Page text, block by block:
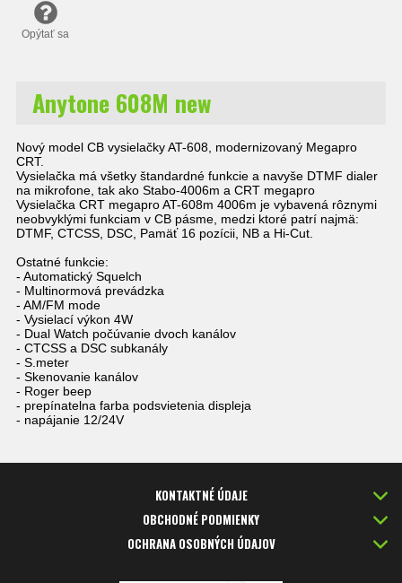
Opýtať sa
Anytone 608M new
Nový model CB vysielačky AT-608, modernizovaný Megapro
CRT.
Vysielačka má všetky štandardné funkcie a navyše DTMF dialer
na mikrofone, tak ako Stabo-4006m a CRT megapro
Vysielačka CRT megapro AT-608m 4006m je vybavená rôznymi
neobvyklými funkciam v CB pásme, medzi ktoré patrí najmä:
DTMF, CTCSS, DSC, Pamäť 16 pozícii, NB a Hi-Cut.
Ostatné funkcie:
- Automatický Squelch
- Multinormová prevádzka
- AM/FM mode
- Vysielací výkon 4W
- Dual Watch počúvanie dvoch kanálov
- CTCSS a DSC subkanály
- S.meter
- Skenovanie kanálov
- Roger beep
- prepínatelna farba podsvietenia displeja
- napájanie 12/24V
KONTAKTNÉ ÚDAJE
OBCHODNÉ PODMIENKY
OCHRANA OSOBNÝCH ÚDAJOV